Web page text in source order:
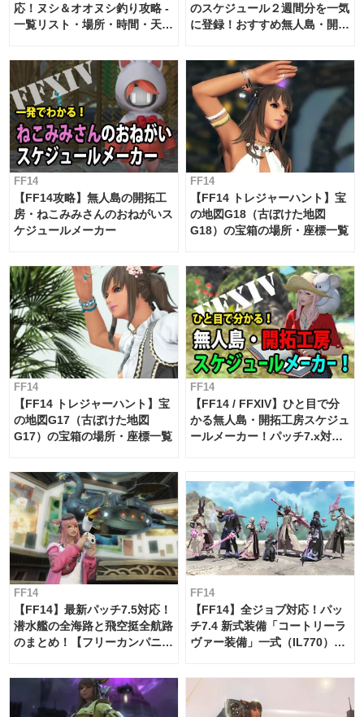
応！ヌシ＆オオヌシ釣り攻略 -
一覧リスト・場所・時間・天
のスケジュール２週間分を一気
に登録！おすすめ無人島・開拓
対応 / 毎週更新中】
FF14
【FF14攻略】無人島の開拓工
房・ねこみみさんのおねがいス
ケジュールメーカー
FF14
【FF14 トレジャーハント】宝
の地図G18（古ぼけた地図
G18）の宝箱の場所・座標一覧
FF14
【FF14 トレジャーハント】宝
の地図G17（古ぼけた地図
G17）の宝箱の場所・座標一覧
FF14
【FF14 / FFXIV】ひと目で分
かる無人島・開拓工房スケジュ
ールメーカー！パッチ7.x対応
FF14
【FF14】最新パッチ7.5対応！
潜水艦の全海路と飛空挺全航路
のまとめ！【フリーカンパニ
FF14
【FF14】全ジョブ対応！パッ
チ7.4 新式装備「コートリーラ
ヴァー装備」一式（IL770）の